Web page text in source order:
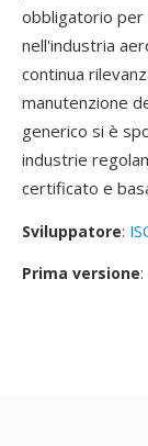
obbligatorio per
nell'industria
continua
manutenzione
generico si è
industrie
certificato e
Sviluppatore:
Prima versione